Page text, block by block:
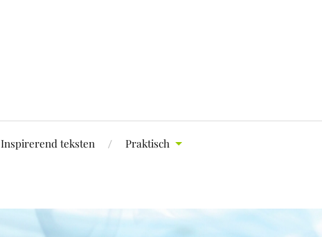
Inspirerend teksten Praktisch